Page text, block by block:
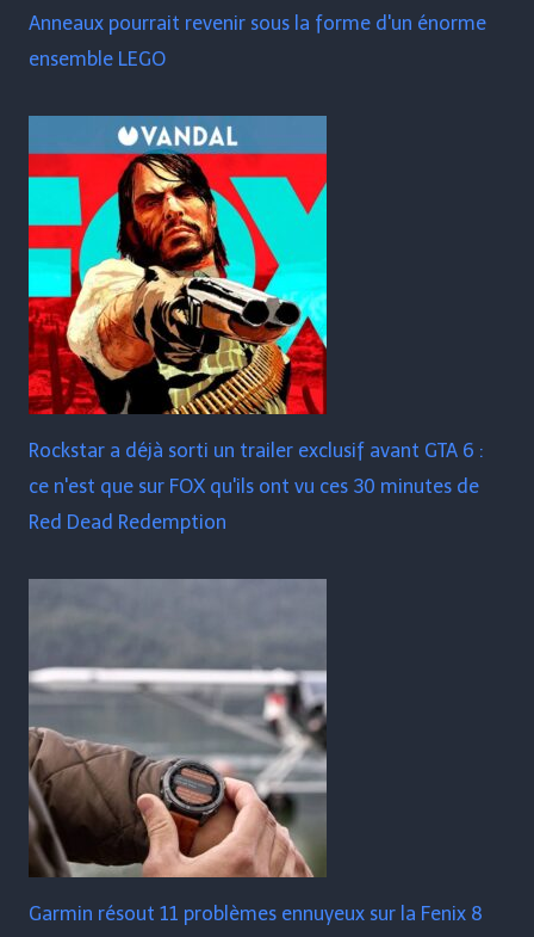
Anneaux pourrait revenir sous la forme d'un énorme
ensemble LEGO
Rockstar a déjà sorti un trailer exclusif avant GTA 6 :
ce n'est que sur FOX qu'ils ont vu ces 30 minutes de
Red Dead Redemption
Garmin résout 11 problèmes ennuyeux sur la Fenix ​​​​8